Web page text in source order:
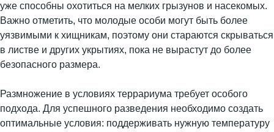
уже способны охотиться на мелких грызунов и насекомых.
Важно отметить, что молодые особи могут быть более
уязвимыми к хищникам, поэтому они стараются скрываться
в листве и других укрытиях, пока не вырастут до более
безопасного размера.
Размножение в условиях террариума требует особого
подхода. Для успешного разведения необходимо создать
оптимальные условия: поддерживать нужную температуру